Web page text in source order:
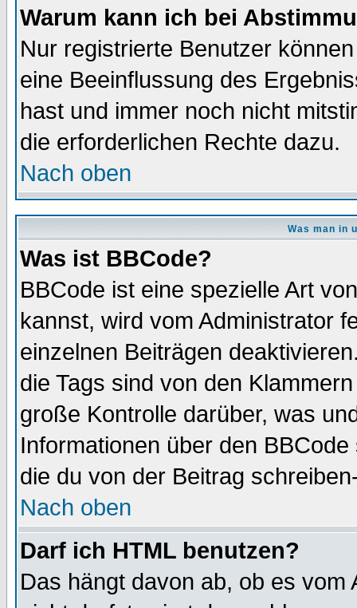
Warum kann ich bei
Nur registrierte Benutzer
eine Beeinflussung des
hast und immer noch nicht
die erforderlichen Rechte dazu.
Nach oben
Was man in
Was ist BBCode?
BBCode ist eine spezielle Art
kannst, wird vom Administrator
einzelnen Beiträgen
die Tags sind von den
große Kontrolle darüber, was
Informationen über den
die du von der Beitrag
Nach oben
Darf ich HTML benutzen?
Das hängt davon ab, ob es